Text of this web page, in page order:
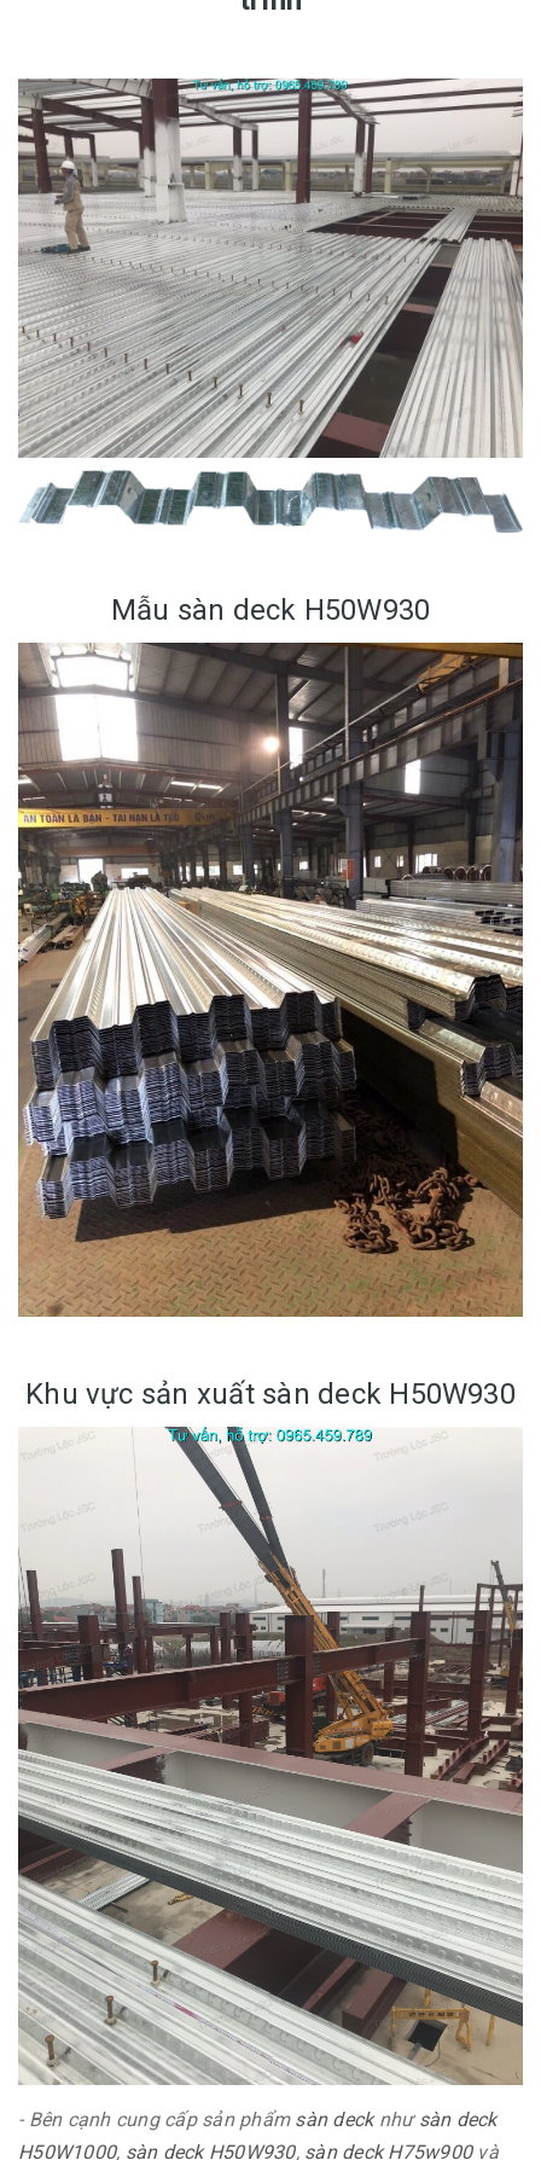
Mẫu sàn deck H50W930
Khu vực sản xuất sàn deck H50W930
- Bên cạnh cung cấp sản phẩm sàn decknhưsàn deck
H50W1000, sàn deck H50W930, sàn deck H75w900và